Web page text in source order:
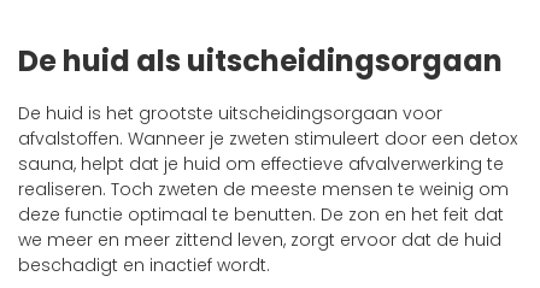
De huid als uitscheidingsorgaan
De huid is het grootste uitscheidingsorgaan voor
afvalstoffen. Wanneer je zweten stimuleert door een detox
sauna, helpt dat je huid om effectieve afvalverwerking te
realiseren. Toch zweten de meeste mensen te weinig om
deze functie optimaal te benutten. De zon en het feit dat
we meer en meer zittend leven, zorgt ervoor dat de huid
beschadigt en inactief wordt.